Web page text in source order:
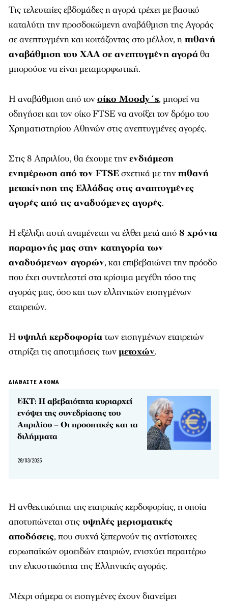
Τις τελευταίες εβδομάδες η αγορά τρέχει με βασικό
καταλύτη την προσδοκώμενη αναβάθμιση της Αγοράς
σε ανεπτυγμένη και κοιτάζοντας στο μέλλον, η πιθανή
αναβάθμιση του ΧΑΑ σε ανεπτυγμένη αγοράθα
μπορούσε να είναι μεταμορφωτική.
Η αναβάθμιση από τονοίκο Moody΄s, μπορεί να
οδηγήσει και τον οίκο FTSE να ανοίξει τον δρόμο του
Χρηματιστηρίου Αθηνών στις ανεπτυγμένες αγορές.
Στις 8 Απριλίου, θα έχουμε τηνενδιάμεση
ενημέρωση από τον FTSEσχετικά με τηνπιθανή
μετακίνηση της Ελλάδας στις αναπτυγμένες
αγορές από τις αναδυόμενες αγορές.
Η εξέλιξη αυτή αναμένεται να έλθει μετά από 8 χρόνια
παραμονής μας στην κατηγορία των
αναδυόμενων αγορών, και επιβεβαιώνει την πρόοδο
που έχει συντελεστεί στα κρίσιμα μεγέθη τόσο της
αγοράς μας, όσο και των ελληνικών εισηγμένων
εταιρειών.
Ηυψηλή κερδοφορίατων εισηγμένων εταιρειών
στηρίζει τις αποτιμήσεις τωνμετοχών.
ΔΙΑΒΑΣΤΕ ΑΚΟΜΑ
ΕΚΤ: Η αβεβαιότητα κυριαρχεί
ενόψει της συνεδρίασης του
Απριλίου – Οι προοπτικές και τα
διλήμματα
28/03/2025
Η ανθεκτικότητα της εταιρικής κερδοφορίας, η οποία
αποτυπώνεται στις υψηλές μερισματικές
αποδόσεις, που συχνά ξεπερνούν τις αντίστοιχες
ευρωπαϊκών ομοειδών εταιριών, ενισχύει περαιτέρω
την ελκυστικότητα της Ελληνικής αγοράς.
Μέχρι σήμερα οι εισηγμένες έχουν διανείμει